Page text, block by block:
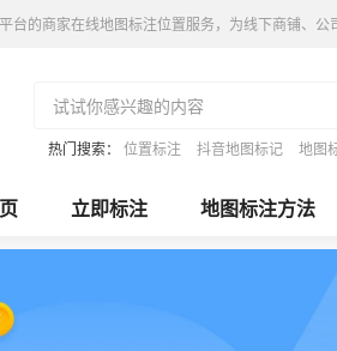
台的商家在线地图标注位置服务，为线下商铺、
热门搜索： 位置标注 抖音地图标记 地图
立即标注 地图标注方法